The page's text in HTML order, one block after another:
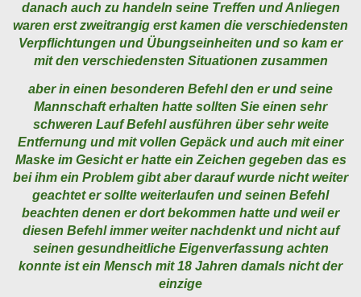
danach auch zu handeln seine Treffen und Anliegen
waren erst zweitrangig erst kamen die verschiedensten
Verpflichtungen und Übungseinheiten und so kam er
mit den verschiedensten Situationen zusammen
aber in einen besonderen Befehl den er und seine
Mannschaft erhalten hatte sollten Sie einen sehr
schweren Lauf Befehl ausführen über sehr weite
Entfernung und mit vollen Gepäck und auch mit einer
Maske im Gesicht er hatte ein Zeichen gegeben das es
bei ihm ein Problem gibt aber darauf wurde nicht weiter
geachtet er sollte weiterlaufen und seinen Befehl
beachten denen er dort bekommen hatte und weil er
diesen Befehl immer weiter nachdenkt und nicht auf
seinen gesundheitliche Eigenverfassung achten
konnte ist ein Mensch mit 18 Jahren damals nicht der
einzige